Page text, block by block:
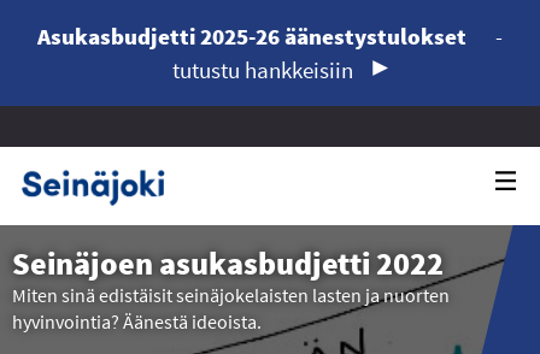
Asukasbudjetti 2025-26 äänestystulokset
-
tutustu hankkeisiin
Seinäjoen asukasbudjetti 2022
Miten sinä edistäisit seinäjokelaisten lasten ja nuorten
hyvinvointia? Äänestä ideoista.